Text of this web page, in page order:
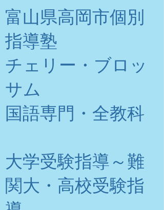
富山県高岡市個別
指導塾
チェリー・ブロッ
サム
​国語専門・全教科
大学受験指導～難
関大・高校受験指